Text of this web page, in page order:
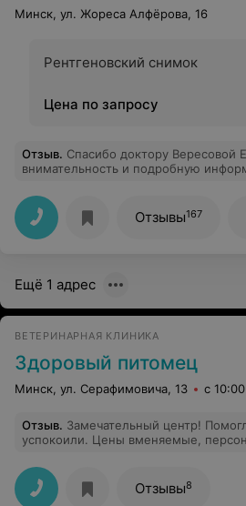
Минск, ул. Жореса Алфёрова, 16
Рентгеновский снимок
Цена по запросу
Отзыв. Спасибо доктору Вересовой
внимательность и подробную
понравилось, что администраторы
освежителем воздуха прямо перед
что не в лицо. Парень пшикнул и
рабочее место. А я должна сидеть и
аккуратны, они не обращают внимание
очках был. Должен был видеть.
Отзывы167
Ещё 1 адрес
ВЕТЕРИНАРНАЯ КЛИНИКА
Здоровый питомец
Минск, ул. Серафимовича, 13 с 10:00
Отзыв. Замечательный центр!
успокоили. Цены вменяемые,
Отзывы8